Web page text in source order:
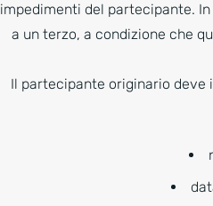
impedimenti del partecipante.
a un terzo, a condizione che
Il partecipante originario deve